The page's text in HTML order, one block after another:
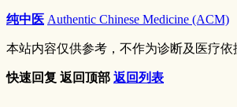
纯中医 Authentic Chinese Medicine (ACM)
本站内容仅供参考，不作为诊断及医疗依
快速回复 返回顶部 返回列表